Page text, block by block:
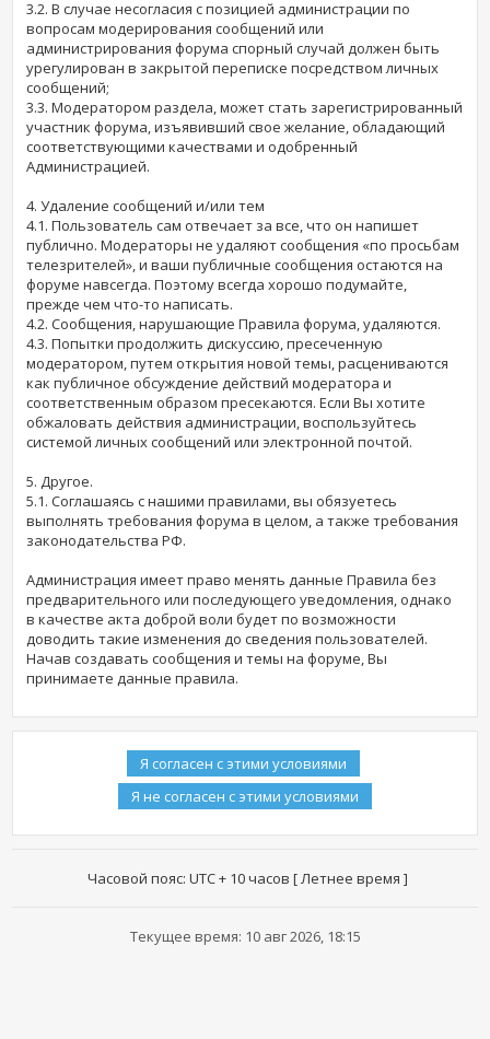
3.2. В случае несогласия с позицией администрации по
вопросам модерирования сообщений или
администрирования форума спорный случай должен быть
урегулирован в закрытой переписке посредством личных
сообщений;
3.3. Модератором раздела, может стать зарегистрированный
участник форума, изъявивший свое желание, обладающий
соответствующими качествами и одобренный
Администрацией.
4. Удаление сообщений и/или тем
4.1. Пользователь сам отвечает за все, что он напишет
публично. Модераторы не удаляют сообщения «по просьбам
телезрителей», и ваши публичные сообщения остаются на
форуме навсегда. Поэтому всегда хорошо подумайте,
прежде чем что-то написать.
4.2. Сообщения, нарушающие Правила форума, удаляются.
4.3. Попытки продолжить дискуссию, пресеченную
модератором, путем открытия новой темы, расцениваются
как публичное обсуждение действий модератора и
соответственным образом пресекаются. Если Вы хотите
обжаловать действия администрации, воспользуйтесь
системой личных сообщений или электронной почтой.
5. Другое.
5.1. Соглашаясь с нашими правилами, вы обязуетесь
выполнять требования форума в целом, а также требования
законодательства РФ.
Администрация имеет право менять данные Правила без
предварительного или последующего уведомления, однако
в качестве акта доброй воли будет по возможности
доводить такие изменения до сведения пользователей.
Начав создавать сообщения и темы на форуме, Вы
принимаете данные правила.
Часовой пояс: UTC + 10 часов [ Летнее время ]
Текущее время: 10 авг 2026, 18:15